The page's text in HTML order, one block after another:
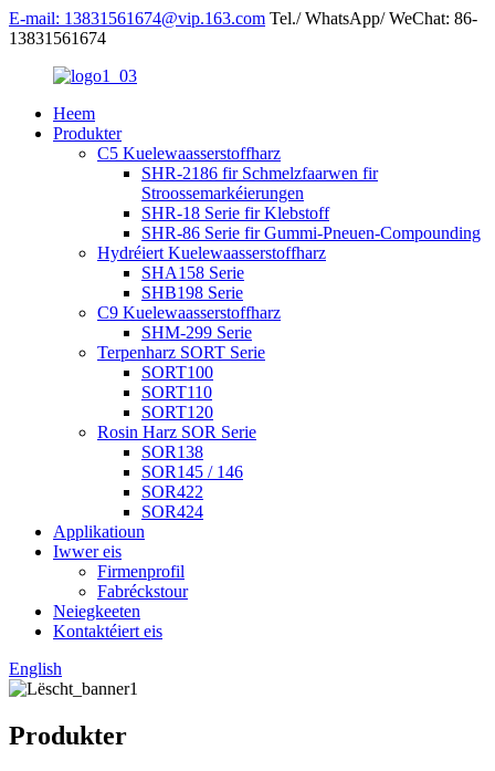
E-mail: 13831561674@vip.163.com Tel./ WhatsApp/ WeChat: 86-
13831561674
Heem
Produkter
C5 Kuelewaasserstoffharz
SHR-2186 fir Schmelzfaarwen fir
Stroossemarkéierungen
SHR-18 Serie fir Klebstoff
SHR-86 Serie fir Gummi-Pneuen-Compounding
Hydréiert Kuelewaasserstoffharz
SHA158 Serie
SHB198 Serie
C9 Kuelewaasserstoffharz
SHM-299 Serie
Terpenharz SORT Serie
SORT100
SORT110
SORT120
Rosin Harz SOR Serie
SOR138
SOR145 / 146
SOR422
SOR424
Applikatioun
Iwwer eis
Firmenprofil
Fabréckstour
Neiegkeeten
Kontaktéiert eis
English
Produkter